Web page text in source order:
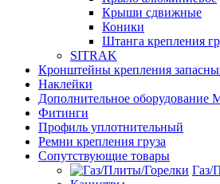
Крыши сдвижные
Коники
Штанга крепления
SITRAK
Кронштейны крепления
Наклейки
Дополнительное оборудование
Фитинги
Профиль уплотнительный
Ремни крепления груза
Сопутствующие товары
Газ/